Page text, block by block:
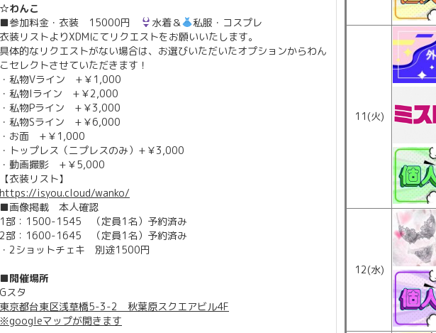
☆わんこ
■参加料金・衣装 15000円
水着＆
私服・コスプレ
衣装リストよりXDMにてリクエストをお願いいたします。
具体的なリクエストがない場合は、お選びいただいたオプションからわん
こセレクトさせていただきます！
・私物Vライン +￥1,000
・私物Iライン +￥2,000
・私物Pライン +￥3,000
・私物Sライン +￥6,000
・お面 +￥1,000
・トップレス（ニプレスのみ）+￥3,000
・動画撮影 +￥5,000
【衣装リスト】
https://isyou.cloud/wanko/
■画像掲載 本人確認
1部：1500-1545 （定員1名）予約済み
2部：1600-1645 （定員1名）予約済み
・2ショットチェキ 別途1500円
■開催場所
Gスタ
東京都台東区浅草橋5-3-2 秋葉原スクエアビル4F
※googleマップが開きます
11(火)
12(水)